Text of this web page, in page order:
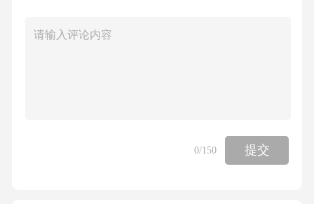
作。2.中秋灯谜晚会：设置与中秋相关的灯谜，
（四）宣传推广1.社交媒体宣传：利用社交媒体
平台发布活动信息，扩大活动影响力。2.合作伙
0/150 提交